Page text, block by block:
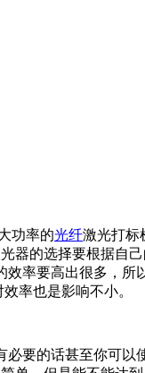
功率的光纤激光打标
器的选择要根据自
率要高出很多，所
率也是影响不小。
要的话甚至你可以